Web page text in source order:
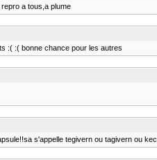
a tous,a plume
:( :( bonne chance pour les autres
s'appelle tegivern ou tagivern ou